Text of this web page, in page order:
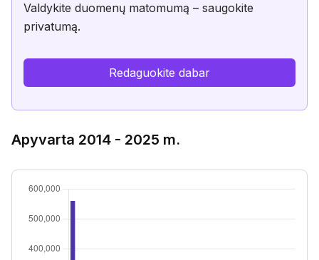
Valdykite duomenų matomumą – saugokite
privatumą.
Redaguokite dabar
Apyvarta 2014 - 2025 m.